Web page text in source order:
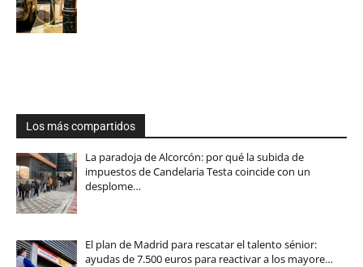
Los más compartidos
La paradoja de Alcorcón: por qué la subida de
impuestos de Candelaria Testa coincide con un
desplome…
El plan de Madrid para rescatar el talento sénior:
ayudas de 7.500 euros para reactivar a los mayore…